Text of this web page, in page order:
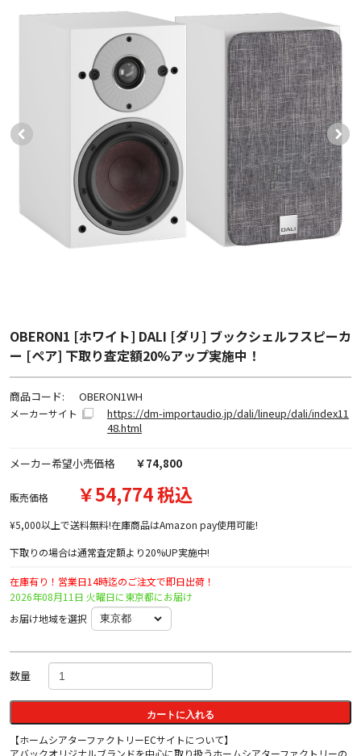
OBERON1 [ホワイト] DALI [ダリ] ブックシェルフスピーカ
ー [ペア] 下取り査定額20%アップ実施中！
商品コード: OBERON1WH
メーカーサイト
https://dm-importaudio.jp/dali/lineup/dali/index11
48.html
メーカー希望小売価格 ￥74,800
販売価格 ￥54,774 税込
¥5,000以上で送料無料!在庫商品はAmazon pay使用可能!
下取りの場合は通常査定額より20%UP実施中!
在庫有り！営業日14時迄のご注文で即日出荷！
2026年08月11日 火曜日に東京都にお届け
お届け地域を選択
数量
カートに入れる
【ホームシアターファクトリーECサイトについて】